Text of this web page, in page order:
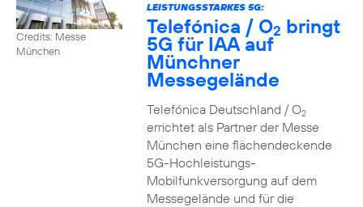
Credits: Messe
München
LEISTUNGSSTARKES 5G:
Telefónica / O2 bringt
5G für IAA auf
Münchner
Messegelände
Telefónica Deutschland / O2
errichtet als Partner der Messe
München eine flächendeckende
5G-Hochleistungs-
Mobilfunkversorgung auf dem
Messegelände und für die